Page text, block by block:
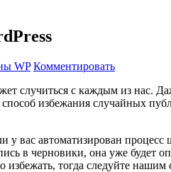
WP Комментировать
случиться с каждым из
избежания случайных
вас автоматизирован процесс
в черновики, она уже
тогда следуйте нашим